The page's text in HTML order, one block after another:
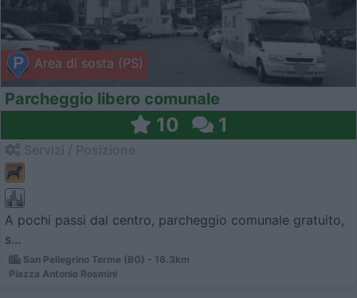
Area di sosta (PS)
Parcheggio libero comunale
10 1
A pochi passi dal centro, parcheggio comunale gratuito,
s...
San Pellegrino Terme (BG) - 16.3km
Piazza Antonio Rosmini